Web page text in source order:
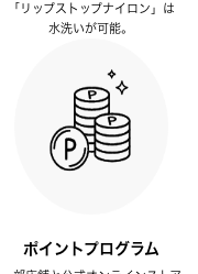
「リップストップナイロン」は
水洗いが可能。
ポイントプログラム